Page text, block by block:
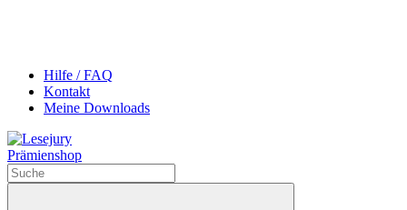
Hilfe / FAQ
Kontakt
Meine Downloads
Prämienshop